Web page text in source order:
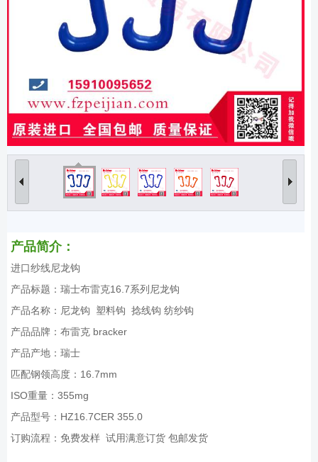
产品简介：
进口纱线尼龙钩
产品标题：瑞士布雷克16.7系列尼龙钩
产品名称：尼龙钩 塑料钩 捻线钩 纺纱钩
产品品牌：布雷克 bracker
产品产地：瑞士
匹配钢领高度：16.7mm
ISO重量：355mg
产品型号：HZ16.7CER 355.0
订购流程：免费发样 试用满意订货 包邮发货